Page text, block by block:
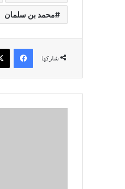
محمد بن سلمان
شاركها